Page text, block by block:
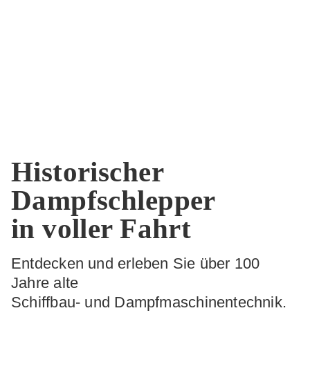
Historischer
Dampfschlepper
in voller Fahrt
Entdecken und erleben Sie über 100
Jahre alte
Schiffbau- und Dampfmaschinentechnik.